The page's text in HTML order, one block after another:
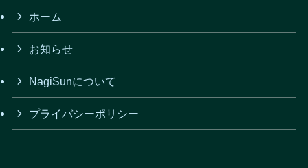
ホーム
お知らせ
NagiSunについて
プライバシーポリシー